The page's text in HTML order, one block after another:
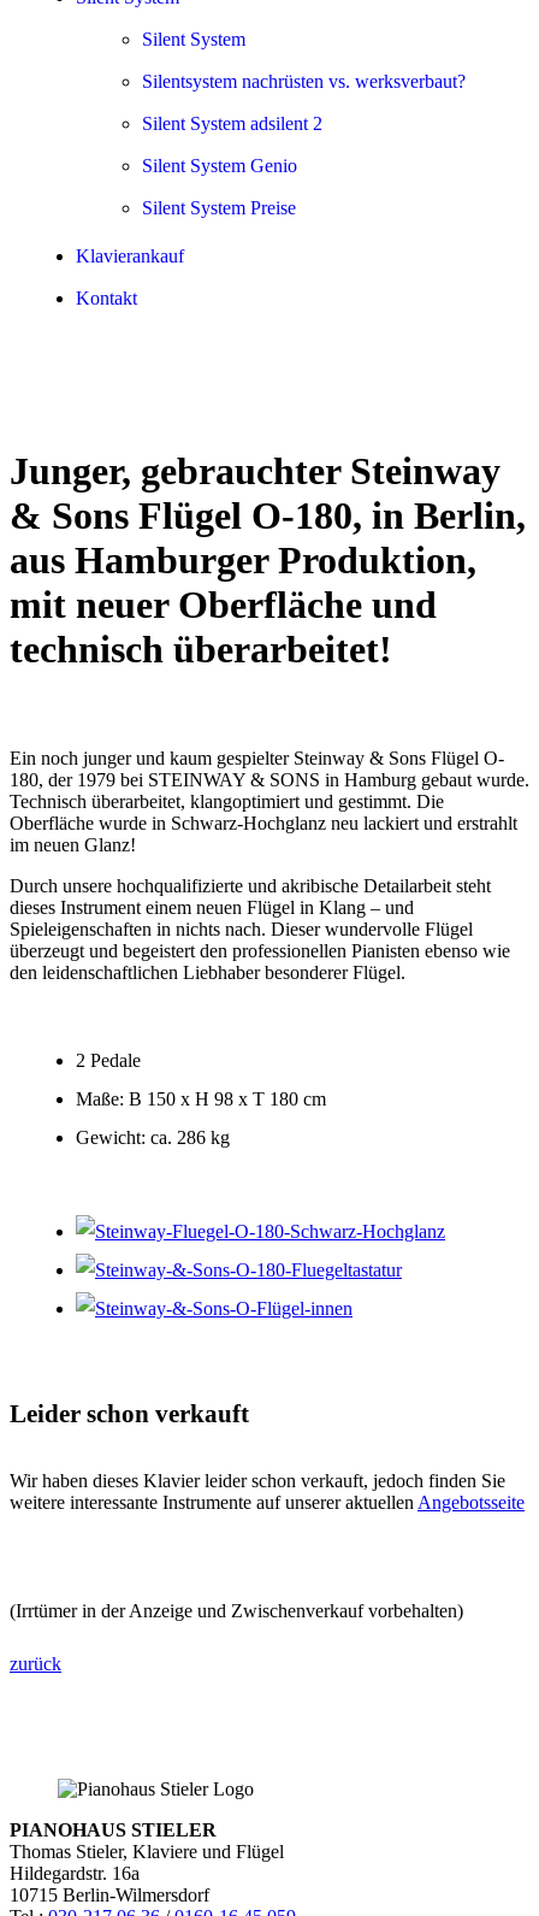
Silent System
Silentsystem nachrüsten vs. werksverbaut?
Silent System adsilent 2
Silent System Genio
Silent System Preise
Klavierankauf
Kontakt
Junger, gebrauchter Steinway
& Sons Flügel O-180, in Berlin,
aus Hamburger Produktion,
mit neuer Oberfläche und
technisch überarbeitet!
Ein noch junger und kaum gespielter Steinway & Sons Flügel O-
180, der 1979 bei STEINWAY & SONS in Hamburg gebaut wurde.
Technisch überarbeitet, klangoptimiert und gestimmt. Die
Oberfläche wurde in Schwarz-Hochglanz neu lackiert und erstrahlt
im neuen Glanz!
Durch unsere hochqualifizierte und akribische Detailarbeit steht
dieses Instrument einem neuen Flügel in Klang – und
Spieleigenschaften in nichts nach. Dieser wundervolle Flügel
überzeugt und begeistert den professionellen Pianisten ebenso wie
den leidenschaftlichen Liebhaber besonderer Flügel.
2 Pedale
Maße: B 150 x H 98 x T 180 cm
Gewicht: ca. 286 kg
Leider schon verkauft
Wir haben dieses Klavier leider schon verkauft, jedoch finden Sie
weitere interessante Instrumente auf unserer aktuellenAngebotsseite
(Irrtümer in der Anzeige und Zwischenverkauf vorbehalten)
zurück
PIANOHAUS STIELER
Thomas Stieler, Klaviere und Flügel
Hildegardstr. 16a
10715 Berlin-Wilmersdorf